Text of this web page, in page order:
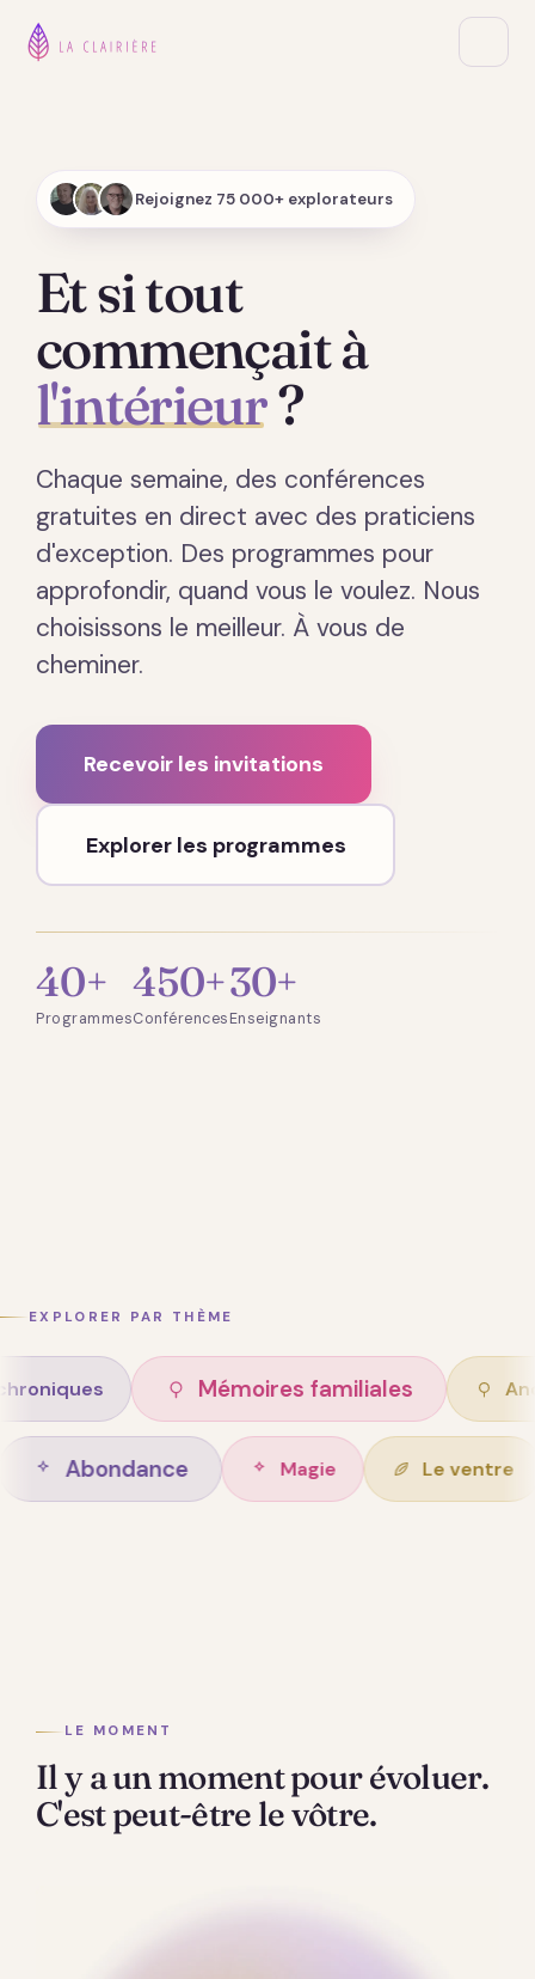
Rejoignez 75 000+ explorateurs
Et si tout
commençait à
l'intérieur?
Chaque semaine, des conférences
gratuites en direct avec des praticiens
d'exception. Des programmes pour
approfondir, quand vous le voulez. Nous
choisissons le meilleur. À vous de
cheminer.
Recevoir les invitations
Explorer les programmes
40+
Programmes
450+
Conférences
30+
Enseignants
EXPLORER PAR THÈME
Mémoires familiales Ancêtres
vie Abondance Magie
LE MOMENT
Il y a un moment pour évoluer.
C'est peut-être le vôtre.